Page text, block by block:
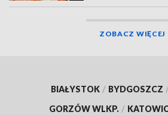
ZOBACZ WIĘCEJ
BIAŁYSTOK / BYDGOSZCZ
GORZÓW WLKP. /